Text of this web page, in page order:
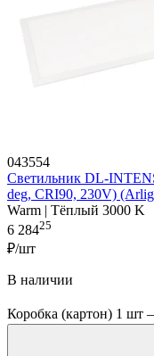
043554
Светильник DL-
deg, CRI90, 230V)
Warm | Тёплый 3000 K
6 28425
₽/шт
В наличии
Коробка (картон) 1 шт